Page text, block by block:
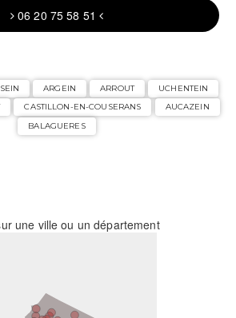
06 20 75 58 51
ARGEIN ARROUT
UCHENTEIN
CASTILLON-EN-COUSERANS
AUCAZEIN
BALAGUERES
une ville ou un département